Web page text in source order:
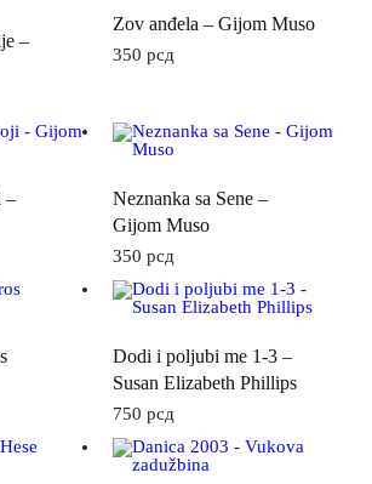
–
Zov anđela – Gijom Muso
350 рсд
–
Neznanka sa Sene –
Gijom Muso
350 рсд
Dodi i poljubi me 1-3 –
Susan Elizabeth Phillips
750 рсд